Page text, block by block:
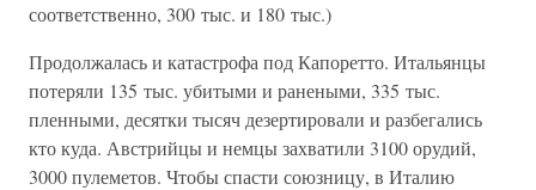
соответственно, 300 тыс. и 180 тыс.)
Продолжалась и катастрофа под Капоретто. Итальянцы
потеряли 135 тыс. убитыми и ранеными, 335 тыс.
пленными, десятки тысяч дезертировали и разбегались
кто куда. Австрийцы и немцы захватили 3100 орудий,
3000 пулеметов. Чтобы спасти союзницу, в Италию